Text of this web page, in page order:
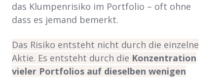
das Klumpenrisiko im Portfolio – oft ohne
dass es jemand bemerkt.
Das Risiko entsteht nicht durch die einzelne
Aktie. Es entsteht durch die Konzentration
vieler Portfolios auf dieselben wenigen